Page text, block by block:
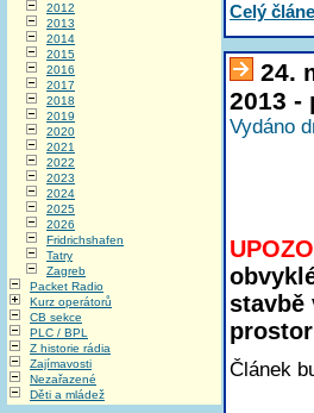
2012
2013
2014
2015
2016
2017
2018
2019
2020
2021
2022
2023
2024
2025
2026
Fridrichshafen
Tatry
Zagreb
Packet Radio
Kurz operátorů
CB sekce
PLC / BPL
Z historie rádia
Zajímavosti
Nezařazené
Děti a mládež
Celý
24.
2013 -
Vydáno
stavbě
Článek